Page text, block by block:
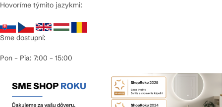
Hovoríme týmito jazykmi:
Sme dostupní:
Pon – Pia: 7:00 – 15:00